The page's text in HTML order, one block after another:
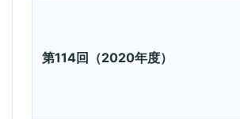
第114回（2020年度）